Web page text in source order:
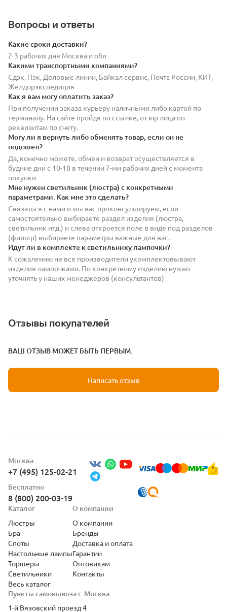
Вопросы и ответы
Какие сроки доставки?
2-3 рабочих дня Москва и обл
Какими транспортными компаниями?
Сдэк, Пэк, Деловые линии, Байкал сервис, Почта России, КИТ,
Желдорэкспедиция
Как я вам могу оплатить заказ?
При получении заказа курьеру наличными либо картой по
терминалу. На сайте пройдя по ссылке, от юр лица по
реквизитам по счету.
Могу ли я вернуть либо обменять товар, если он не
подошел?
Да, конечно можете, обмен и возврат осуществляется в
будние дни с 10-18 в течении 7-ми рабочих дней с момента
покупки
Мне нужен светильник (люстра) с конкретными
параметрами. Как мне это сделать?
Связаться с нами и мы вас проконсультируем, если
самостоятельно выбираете раздел изделия (люстра,
светильник итд.) и слева откроется поле в виде под разделов
(фильтр) выбираете параметры важные для вас.
Идут ли в комплекте к светильнику лампочки?
К сожалению не все производители укомплектовывают
изделия лампочками. По конкретному изделию нужно
уточнять у наших менеджеров (консультантов)
Отзывы покупателей
ВАШ ОТЗЫВ МОЖЕТ БЫТЬ ПЕРВЫМ.
Написать отзыв
Москва
+7 (495) 125-02-21
Бесплатно
8 (800) 200-03-19
Пункты самовывоза г. Москва
1-й Вязовский проезд 4
Каталог
Люстры
Бра
Споты
Настольные лампы
Торшеры
Светильники
Весь каталог
О компании
О компании
Бренды
Доставка и оплата
Гарантии
Оптовикам
Контакты